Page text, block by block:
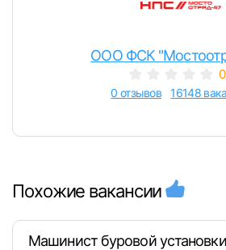
ООО ФСК
0 отзывов 16148
Похожие вакансии
Машинист буровой установки